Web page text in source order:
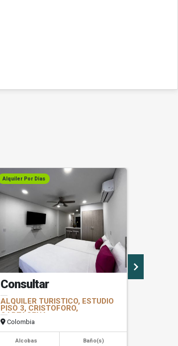
Alquiler Por Dias
Consultar
ALQUILER TURISTICO, ESTUDIO
PISO 3, CRISTOFORO,
CARTAGENA
Colombia
Alcobas Baño(s)